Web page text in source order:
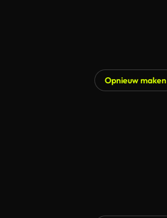
Opnieuw maken